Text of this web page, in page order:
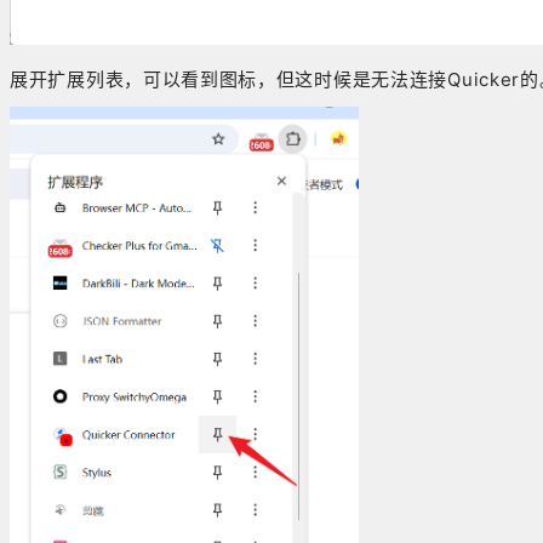
展开扩展列表，可以看到图标，但这时候是无法连接Quicker的